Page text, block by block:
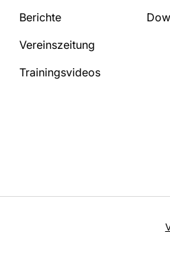
Berichte
Vereinszeitung
Trainingsvideos